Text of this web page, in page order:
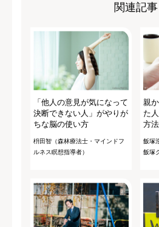
関連記事
「他人の意見が気になって
決断できない人」がやりが
ちな脳の使い方
枡田智（森林療法士・マインドフ
ルネス瞑想指導者）
親
た
方法
飯塚
飯塚